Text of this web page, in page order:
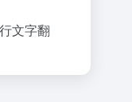
文字翻